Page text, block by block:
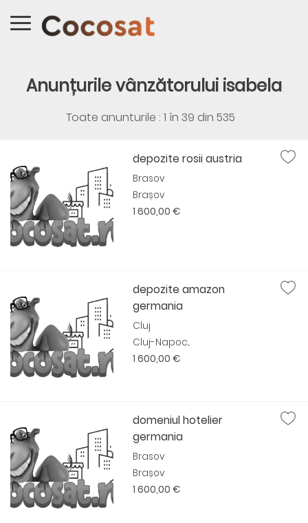
Anunțurile vânzătorului isabela
Toate anunturile : 1 în 39 din 535
depozite rosii austria
Brasov
Brașov
1 600,00 €
depozite amazon
germania
Cluj
Cluj-Napoc...
1 600,00 €
domeniul hotelier
germania
Brasov
Brașov
1 600,00 €